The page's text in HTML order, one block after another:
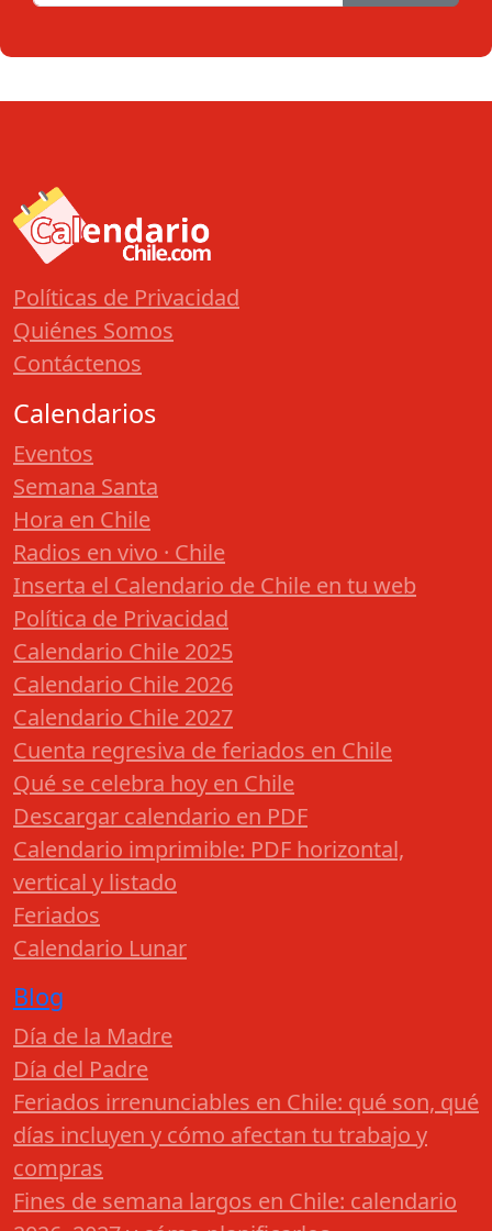
Políticas de Privacidad
Quiénes Somos
Contáctenos
Calendarios
Eventos
Semana Santa
Hora en Chile
Radios en vivo · Chile
Inserta el Calendario de Chile en tu web
Política de Privacidad
Calendario Chile 2025
Calendario Chile 2026
Calendario Chile 2027
Cuenta regresiva de feriados en Chile
Qué se celebra hoy en Chile
Descargar calendario en PDF
Calendario imprimible: PDF horizontal,
vertical y listado
Feriados
Calendario Lunar
Blog
Día de la Madre
Día del Padre
Feriados irrenunciables en Chile: qué son, qué
días incluyen y cómo afectan tu trabajo y
compras
Fines de semana largos en Chile: calendario